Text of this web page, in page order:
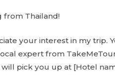
from Thailand!
your interest in my trip.
expert from
pick you up at [Hotel